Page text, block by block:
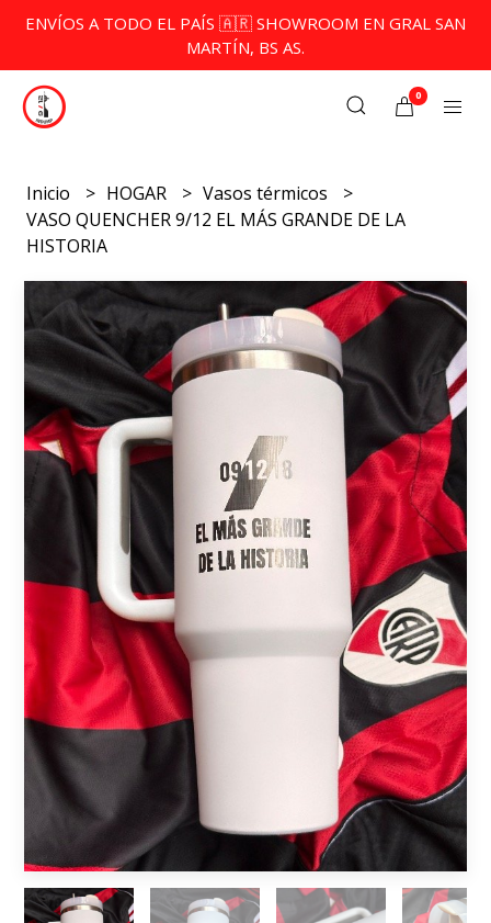
ENVÍOS A TODO EL PAÍS 🇦🇷 SHOWROOM EN GRAL SAN
MARTÍN, BS AS.
0
Inicio HOGAR
Vasos térmicos
VASO QUENCHER 9/12 EL MÁS GRANDE DE LA
HISTORIA